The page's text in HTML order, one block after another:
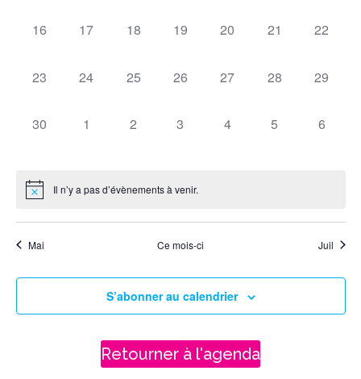
vues
0
16
0
17
0
18
0
19
0
20
0
21
0
22
0
23
0
24
0
25
0
26
0
27
0
28
0
29
0
30
0
1
0
2
0
3
0
4
0
5
0
6
Il n’y a pas d’évènements à venir.
Mai Ce mois-ci Juil
S’abonner au calendrier
Retourner à l'agenda